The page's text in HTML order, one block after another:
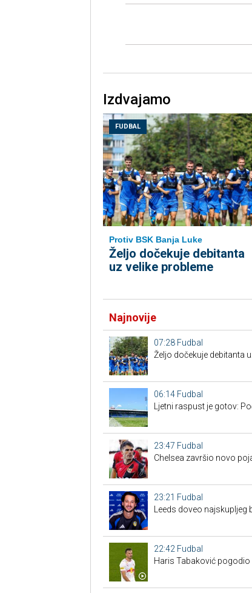
Izdvajamo
FUDBAL
Protiv BSK Banja Luke
Željo dočekuje debitanta
uz velike probleme
Najnovije
07:28 Fudbal
Željo dočekuje debitanta
06:14 Fudbal
Ljetni raspust je gotov:
23:47 Fudbal
Chelsea završio novo
23:21 Fudbal
Leeds doveo
22:42 Fudbal
Haris Tabaković